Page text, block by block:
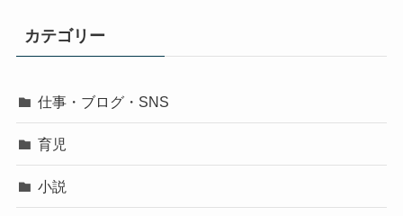
カテゴリー
仕事・ブログ・SNS
育児
小説